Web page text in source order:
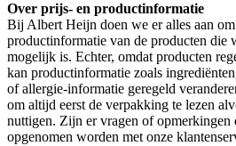
Over prijs- en productinformatie
Bij Albert Heijn doen we er alles aan
productinformatie van de producten die
mogelijk is. Echter, omdat producten
kan productinformatie zoals
of allergie-informatie geregeld
om altijd eerst de verpakking te lezen
nuttigen. Zijn er vragen of opmerkingen
opgenomen worden met onze